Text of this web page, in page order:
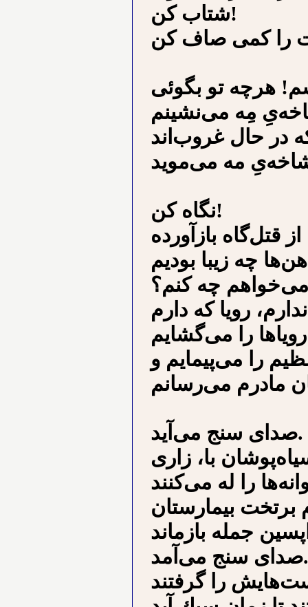
ﺷﺘﺎﺏ ﻛﻦ!
ﺭﺍ ﻛﻤﻰ ﺻﺎﻑ ﻛﻦ
ﻣِﻪ ﻣﻰﻧﺸﻴﻨﻢ
ﺩﺭ ﺣﺎﻝ ﻏﺮﻭﺏﺍﻧﺪ
ﻧﮕﺎﻩ ﻛﻦ!
رویاﻫﺎ ﺭﺍ ﻣﻰﮔﺸﺎﻳﻢ
ﺭﺍ ﻣﻰﭘﻴﻤﺎﻳﻢ ﻭ
ﺻﺪﺍﻯ ﺳﻨﺞ ﻣﻰﺁﻳﺪ.
ﺑﺎ، ﺯﺍﺭﻯ
ﺑﺮﺗﺨﺖ ﺑﻴﻤﺎﺭﺳﺘﺎﻥ
ﺻﺪﺍﻯ ﺳﻨﺞ ﻣﻰﺁﻣﺪ.
ﺭﺍ ﮔﺮﻓﺘﻨﺪ